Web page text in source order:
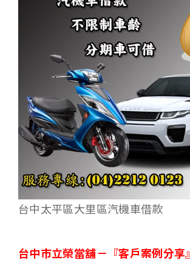
台中太平區大里區汽機車借款
台中市立榮當舖－ 『客戶案例分享』